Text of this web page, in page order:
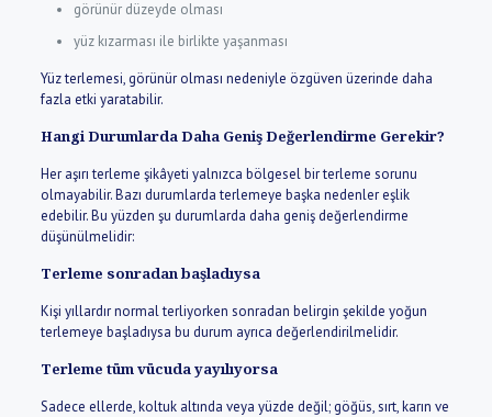
görünür düzeyde olması
yüz kızarması ile birlikte yaşanması
Yüz terlemesi, görünür olması nedeniyle özgüven üzerinde daha
fazla etki yaratabilir.
Hangi Durumlarda Daha Geniş Değerlendirme Gerekir?
Her aşırı terleme şikâyeti yalnızca bölgesel bir terleme sorunu
olmayabilir. Bazı durumlarda terlemeye başka nedenler eşlik
edebilir. Bu yüzden şu durumlarda daha geniş değerlendirme
düşünülmelidir:
Terleme sonradan başladıysa
Kişi yıllardır normal terliyorken sonradan belirgin şekilde yoğun
terlemeye başladıysa bu durum ayrıca değerlendirilmelidir.
Terleme tüm vücuda yayılıyorsa
Sadece ellerde, koltuk altında veya yüzde değil; göğüs, sırt, karın ve